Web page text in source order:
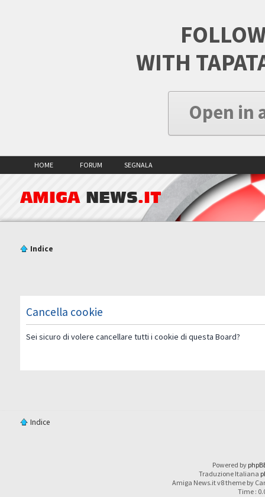
WITH
Open in
HOME FORUM SEGNALA
AMIGA NEWS.IT
Indice
Cancella cookie
Sei sicuro di volere cancellare tutti i cookie di questa Board?
Indice
Powered by
Traduzione Italiana
Amiga News.it v8 theme by
Time :